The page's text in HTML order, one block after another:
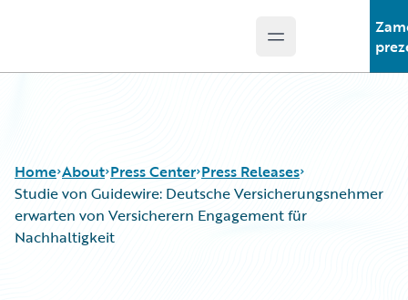
Open main menu
Home About Press Center Press Releases
Studie von Guidewire: Deutsche Versicherungsnehmer
erwarten von Versicherern Engagement für
Nachhaltigkeit